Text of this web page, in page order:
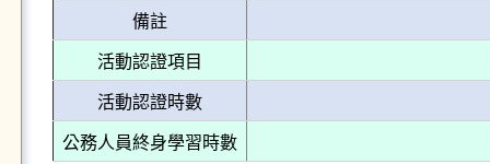
備註
活動認證項目
活動認證時數
公務人員終身學習時數